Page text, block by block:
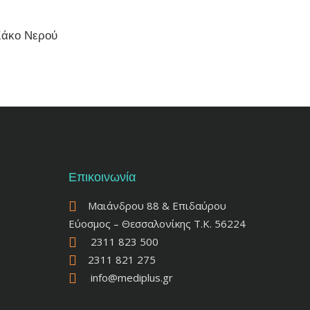
Νερού
Επικοινωνία
Μαιάνδρου 88 & Επιδαύρου
Εύοσμος – Θεσσαλονίκης Τ.Κ. 56224
2311 823 500
2311 821 275
info@mediplus.gr